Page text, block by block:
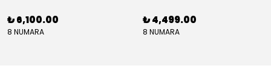
₺ 6,100.00
8 NUMARA
₺ 4,499.00
8 NUMARA